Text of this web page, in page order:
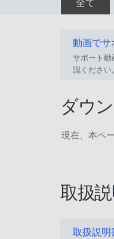
全て
動画でサ
サポート動
認ください。
ダウ
現在、本ペ
取扱
取扱説明